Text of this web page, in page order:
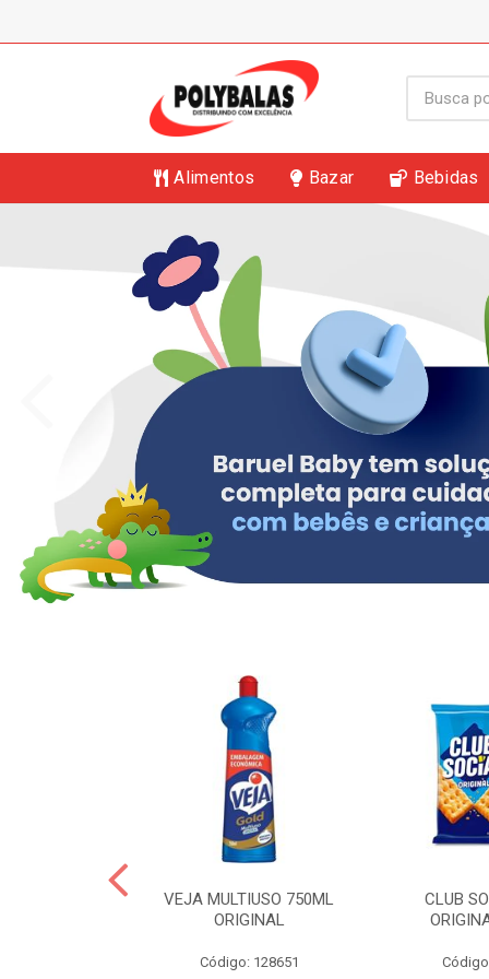
Alimentos Bazar Bebidas
VEJA MULTIUSO 750ML
ORIGINAL
Código: 128651
CLUB